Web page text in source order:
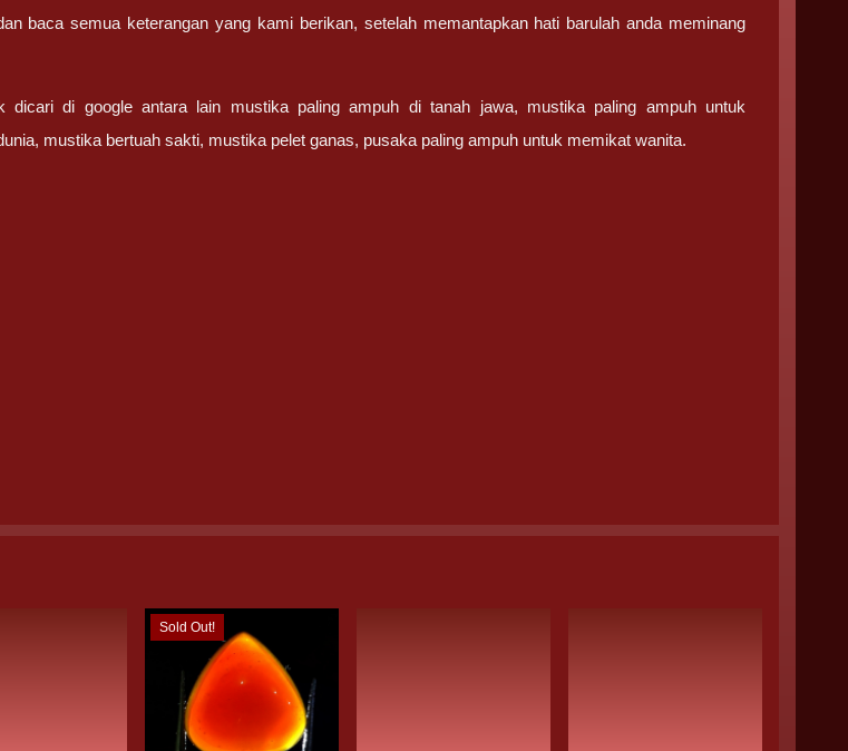
baca semua keterangan yang kami berikan, setelah memantapkan hati barulah anda meminang
dicari di google antara lain mustika paling ampuh di tanah jawa, mustika paling ampuh untuk
mustika bertuah sakti, mustika pelet ganas, pusaka paling ampuh untuk memikat wanita.
Sold Out!